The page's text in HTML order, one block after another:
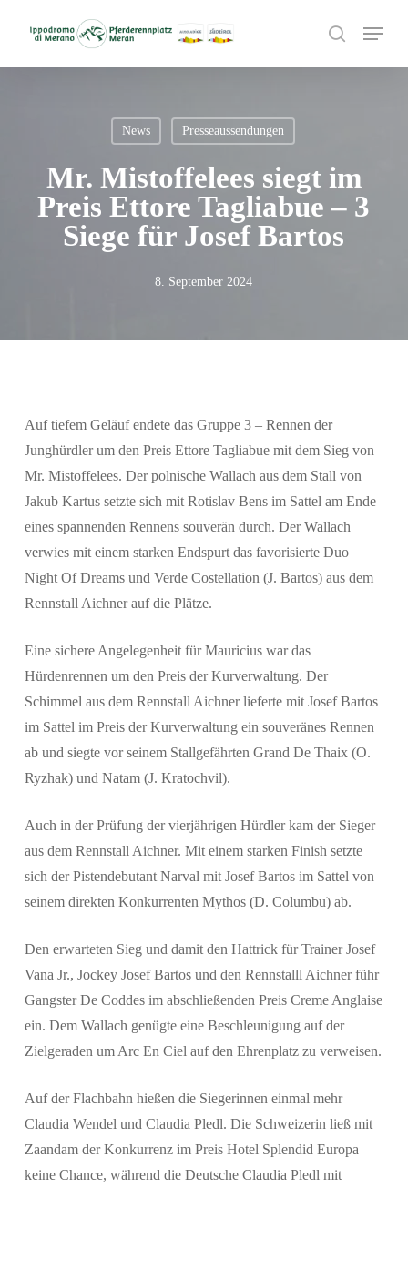
search
Menu
Suchen
News Presseaussendungen
Mr. Mistoffelees siegt im
Preis Ettore Tagliabue – 3
Siege für Josef Bartos
8. September 2024
Auf tiefem Geläuf endete das Gruppe 3 – Rennen der
Junghürdler um den Preis Ettore Tagliabue mit dem Sieg von
Mr. Mistoffelees. Der polnische Wallach aus dem Stall von
Jakub Kartus setzte sich mit Rotislav Bens im Sattel am Ende
eines spannenden Rennens souverän durch. Der Wallach
verwies mit einem starken Endspurt das favorisierte Duo
Night Of Dreams und Verde Costellation (J. Bartos) aus dem
Rennstall Aichner auf die Plätze.
Eine sichere Angelegenheit für Mauricius war das
Hürdenrennen um den Preis der Kurverwaltung. Der
Schimmel aus dem Rennstall Aichner lieferte mit Josef Bartos
im Sattel im Preis der Kurverwaltung ein souveränes Rennen
ab und siegte vor seinem Stallgefährten Grand De Thaix (O.
Ryzhak) und Natam (J. Kratochvil).
Auch in der Prüfung der vierjährigen Hürdler kam der Sieger
aus dem Rennstall Aichner. Mit einem starken Finish setzte
sich der Pistendebutant Narval mit Josef Bartos im Sattel von
seinem direkten Konkurrenten Mythos (D. Columbu) ab.
Den erwarteten Sieg und damit den Hattrick für Trainer Josef
Vana Jr., Jockey Josef Bartos und den Rennstalll Aichner führ
Gangster De Coddes im abschließenden Preis Creme Anglaise
ein. Dem Wallach genügte eine Beschleunigung auf der
Zielgeraden um Arc En Ciel auf den Ehrenplatz zu verweisen.
Auf der Flachbahn hießen die Siegerinnen einmal mehr
Claudia Wendel und Claudia Pledl. Die Schweizerin ließ mit
Zaandam der Konkurrenz im Preis Hotel Splendid Europa
keine Chance, während die Deutsche Claudia Pledl mit